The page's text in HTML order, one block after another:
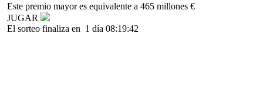
Este premio mayor es equivalente a 465 millones €
JUGAR
El sorteo finaliza en 1 día 08:19:42